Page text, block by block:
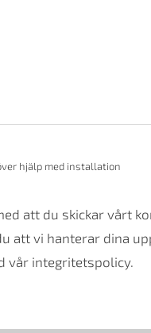
hjälp med installation
att du skickar vårt
att vi hanterar dina
vår integritetspolicy.